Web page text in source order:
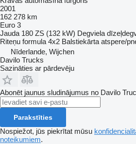
2001
162 278 km
Euro 3
Jauda 180 ZS (132 kW) Degviela
Riteņu formula 4x2 Balstiekārta atspere/
Nīderlande, Wijchen
Davilo Trucks
Sazināties ar pārdevēju
Abonēt jaunus sludinājumus no Davilo
Parakstīties
Nospiežot, jūs piekrītat mūsu
noteikumiem.